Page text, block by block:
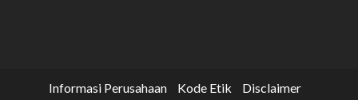
Informasi Perusahaan Kode Etik Disclaimer